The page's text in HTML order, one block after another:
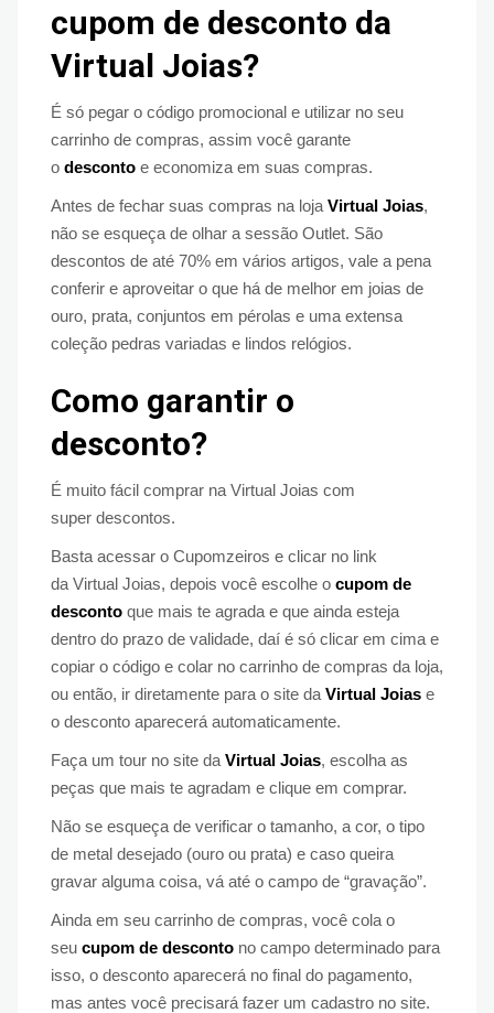
cupom de desconto da
Virtual Joias?
É só pegar o código promocional e utilizar no seu
carrinho de compras, assim você garante
o desconto e economiza em suas compras.
Antes de fechar suas compras na loja Virtual Joias,
não se esqueça de olhar a sessão Outlet. São
descontos de até 70% em vários artigos, vale a pena
conferir e aproveitar o que há de melhor em joias de
ouro, prata, conjuntos em pérolas e uma extensa
coleção pedras variadas e lindos relógios.
Como garantir o
desconto?
É muito fácil comprar na Virtual Joias com
super descontos.
Basta acessar o Cupomzeiros e clicar no link
da Virtual Joias, depois você escolhe o cupom de
desconto que mais te agrada e que ainda esteja
dentro do prazo de validade, daí é só clicar em cima e
copiar o código e colar no carrinho de compras da loja,
ou então, ir diretamente para o site da Virtual Joias e
o desconto aparecerá automaticamente.
Faça um tour no site da Virtual Joias, escolha as
peças que mais te agradam e clique em comprar.
Não se esqueça de verificar o tamanho, a cor, o tipo
de metal desejado (ouro ou prata) e caso queira
gravar alguma coisa, vá até o campo de “gravação”.
Ainda em seu carrinho de compras, você cola o
seu cupom de desconto no campo determinado para
isso, o desconto aparecerá no final do pagamento,
mas antes você precisará fazer um cadastro no site.